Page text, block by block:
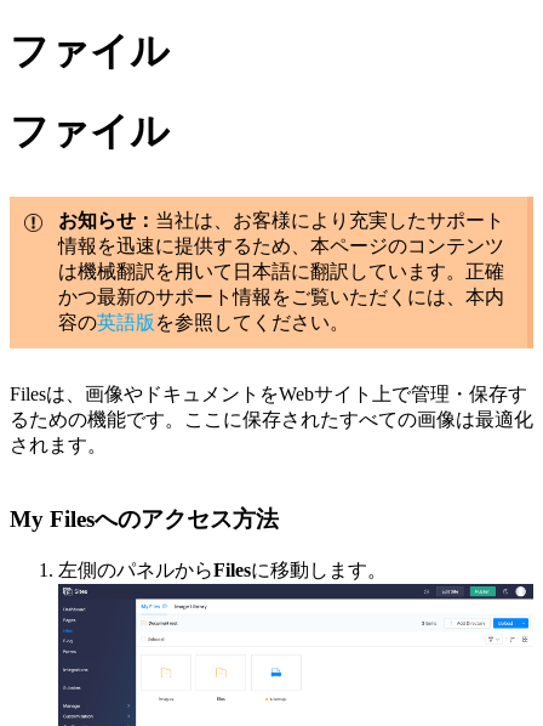
ファイル
ファイル
お知らせ： 当社は、お客様により充実したサポート
情報を迅速に提供するため、本ページのコンテンツ
は機械翻訳を用いて日本語に翻訳しています。正確
かつ最新のサポート情報をご覧いただくには、本内
容の英語版 を参照してください。
Filesは、画像やドキュメントをWebサイト上で管理・保存す
るための機能です。ここに保存されたすべての画像は最適化
されます。
My Filesへのアクセス方法
左側のパネルからFilesに移動します。